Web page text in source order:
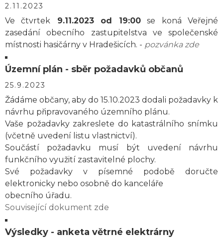
2.11.2023
Ve čtvrtek 9.11.2023 od 19:00se koná Veřejné
zasedání obecního zastupitelstva ve společenské
místnosti hasičárny v Hradešicích. - pozvánka zde
Územní plán - sběr požadavků občanů
25.9.2023
Žádáme občany, aby do 15.10.2023 dodali požadavky k
návrhu připravovaného územního plánu.
Vaše požadavky zakreslete do katastrálního snímku
(včetně uvedení listu vlastnictví).
Součástí požadavku musí být uvedení návrhu
funkčního využití zastavitelné plochy.
Své požadavky v písemné podobě doručte
elektronicky nebo osobně do kanceláře
obecního úřadu.
Související dokument zde
Výsledky - anketa větrné elektrárny